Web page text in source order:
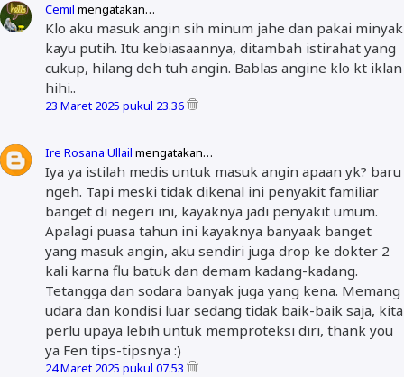
Cemil mengatakan…
Klo aku masuk angin sih minum jahe dan pakai minyak
kayu putih. Itu kebiasaannya, ditambah istirahat yang
cukup, hilang deh tuh angin. Bablas angine klo kt iklan
hihi..
23 Maret 2025 pukul 23.36
Ire Rosana Ullail mengatakan…
Iya ya istilah medis untuk masuk angin apaan yk? baru
ngeh. Tapi meski tidak dikenal ini penyakit familiar
banget di negeri ini, kayaknya jadi penyakit umum.
Apalagi puasa tahun ini kayaknya banyaak banget
yang masuk angin, aku sendiri juga drop ke dokter 2
kali karna flu batuk dan demam kadang-kadang.
Tetangga dan sodara banyak juga yang kena. Memang
udara dan kondisi luar sedang tidak baik-baik saja, kita
perlu upaya lebih untuk memproteksi diri, thank you
ya Fen tips-tipsnya :)
24 Maret 2025 pukul 07.53